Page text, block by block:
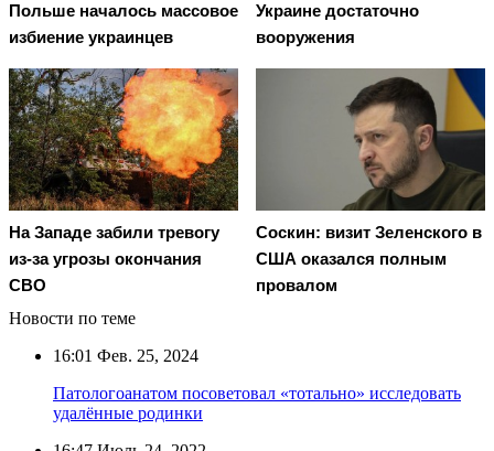
Польше началось массовое
избиение украинцев
Украине достаточно
вооружения
На Западе забили тревогу
из-за угрозы окончания
СВО
Соскин: визит Зеленского в
США оказался полным
провалом
Новости по теме
16:01 Фев. 25, 2024
Патологоанатом посоветовал «тотально» исследовать
удалённые родинки